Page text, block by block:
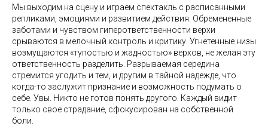
Мы выходим на сцену и играем спектакль с расписанными
репликами, эмоциями и развитием действия. Обремененные
заботами и чувством гиперответственности верхи
срываются в мелочный контроль и критику. Угнетенные низы
возмущаются «тупостью и жадностью» верхов, не желая эту
ответственность разделить. Разрываемая середина
стремится угодить и тем, и другим в тайной надежде, что
когда-то заслужит признание и возможность подумать о
себе. Увы. Никто не готов понять другого. Каждый видит
только свое страдание, сфокусирован на собственной
боли.